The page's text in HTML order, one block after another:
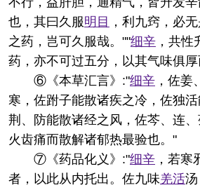
也，其曰久服明目 ，利九窍，必
之药，岂可久服哉。""细辛 ，共
药，亦不可过五分，以其气味俱
⑥《本草汇言》:"细辛 ，佐姜
寒，佐跗子能散诸疾之冷，佐独活
荆、防能散诸经之风，佐芩、连
火齿痛而散解诸郁热最验也。"
⑦《药品化义》:"细辛 ，若
者，以此从内托出。佐九味羌活汤